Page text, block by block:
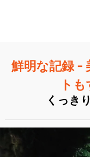
鮮明な記録 -
ト
くっき